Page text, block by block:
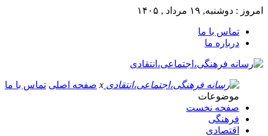
امروز : دوشنبه, ۱۹ مرداد , ۱۴۰۵
تماس با ما
درباره ما
x صفحه اصلی تماس با ما
موضوعات
صفحه نخست
فرهنگی
اقتصادی